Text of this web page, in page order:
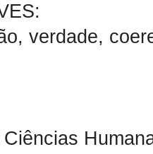
verdade,